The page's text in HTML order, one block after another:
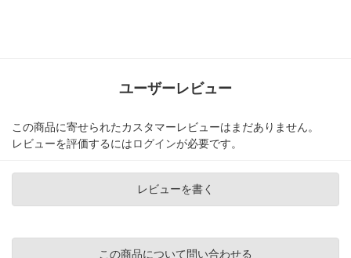
ユーザーレビュー
この商品に寄せられたカスタマーレビューはまだありません。
レビューを評価するにはログインが必要です。
レビューを書く
この商品について問い合わせる